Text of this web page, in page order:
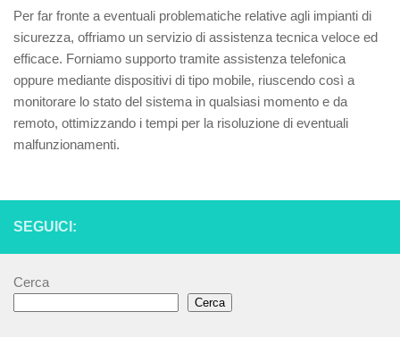
Per far fronte a eventuali problematiche relative agli impianti di
sicurezza, offriamo un servizio di assistenza tecnica veloce ed
efficace. Forniamo supporto tramite assistenza telefonica
oppure mediante dispositivi di tipo mobile, riuscendo così a
monitorare lo stato del sistema in qualsiasi momento e da
remoto, ottimizzando i tempi per la risoluzione di eventuali
malfunzionamenti.
SEGUICI:
Cerca
Cerca